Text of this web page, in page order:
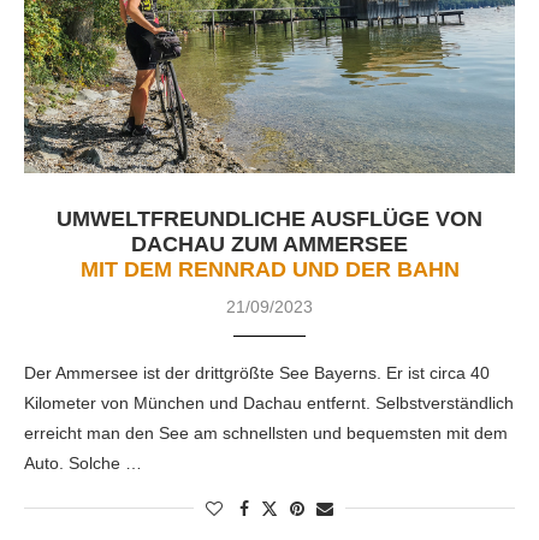
UMWELTFREUNDLICHE AUSFLÜGE VON
DACHAU ZUM AMMERSEE
MIT DEM RENNRAD UND DER BAHN
21/09/2023
Der Ammersee ist der drittgrößte See Bayerns. Er ist circa 40
Kilometer von München und Dachau entfernt. Selbstverständlich
erreicht man den See am schnellsten und bequemsten mit dem
Auto. Solche …